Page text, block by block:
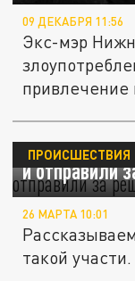
09 ДЕКАБРЯ 11:56
Экс-мэр
привлечение
и отправили
ПРОИСШЕСТВИЯ
26 МАРТА 10:01
такой участи.